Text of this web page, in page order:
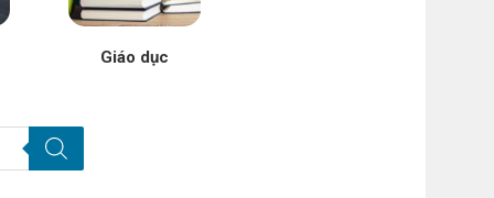
Giáo dục